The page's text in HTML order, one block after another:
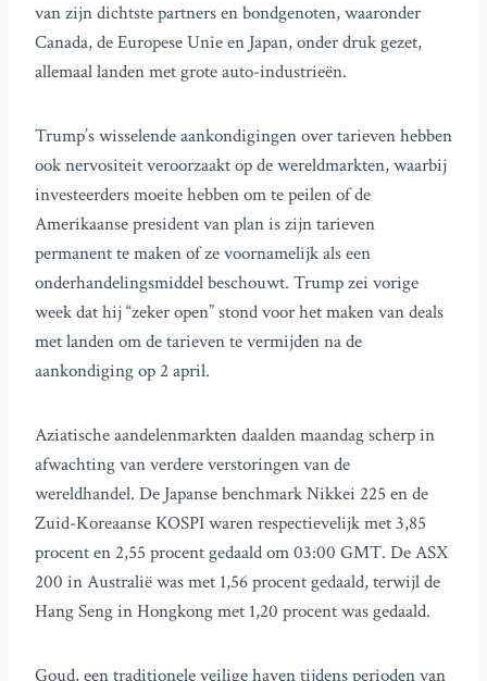
van zijn dichtste partners en bondgenoten, waaronder
Canada, de Europese Unie en Japan, onder druk gezet,
allemaal landen met grote auto-industrieën.
Trump’s wisselende aankondigingen over tarieven hebben
ook nervositeit veroorzaakt op de wereldmarkten, waarbij
investeerders moeite hebben om te peilen of de
Amerikaanse president van plan is zijn tarieven
permanent te maken of ze voornamelijk als een
onderhandelingsmiddel beschouwt. Trump zei vorige
week dat hij “zeker open” stond voor het maken van deals
met landen om de tarieven te vermijden na de
aankondiging op 2 april.
Aziatische aandelenmarkten daalden maandag scherp in
afwachting van verdere verstoringen van de
wereldhandel. De Japanse benchmark Nikkei 225 en de
Zuid-Koreaanse KOSPI waren respectievelijk met 3,85
procent en 2,55 procent gedaald om 03:00 GMT. De ASX
200 in Australië was met 1,56 procent gedaald, terwijl de
Hang Seng in Hongkong met 1,20 procent was gedaald.
Goud, een traditionele veilige haven tijdens perioden van